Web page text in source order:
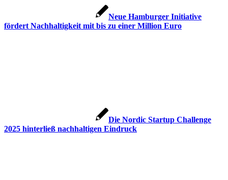
Neue Hamburger Initiative
fördert Nachhaltigkeit mit bis zu einer Million Euro
Die Nordic Startup Challenge
2025 hinterließ nachhaltigen Eindruck